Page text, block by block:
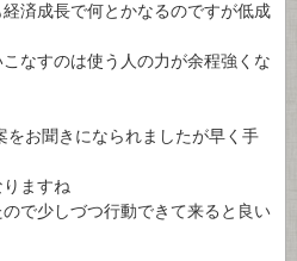
済成長で何とかなるのですが低成
なすのは使う人の力が余程強くな
をお聞きになられましたが早く手
ますね
で少しづつ行動できて来ると良い